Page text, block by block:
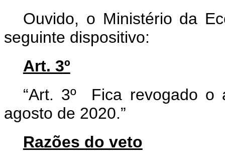
Ouvido, o Ministério da
seguinte dispositivo:
Art. 3º
“Art. 3º Fica revogado
agosto de 2020.”
Razões do veto